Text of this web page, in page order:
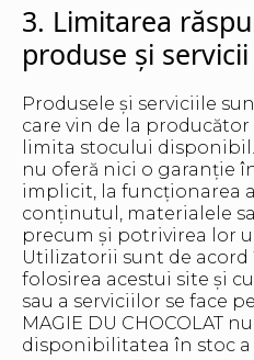
3. Limitarea
produse și servicii
Produsele și serviciile
care vin de la producător
limita stocului disponibil.
nu oferă nici o garanție
implicit, la funcționarea
conținutul, materialele
precum și potrivirea lor
Utilizatorii sunt de acord
folosirea acestui site și
sau a serviciilor se face
MAGIE DU CHOCOLAT
disponibilitatea în stoc